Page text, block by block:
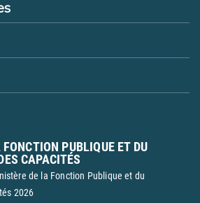
PUBLIQUE ET DU
CAPACITÉS
de la Fonction Publique et du
2026